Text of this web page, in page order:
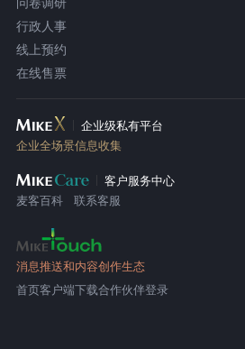
行政人事
线上预约
在线售票
企业级私有平台
企业全场景信息收集
客户服务中心
麦客百科
联系客服
消息推送和内容创作生态
首页客户端下载合作伙伴登录